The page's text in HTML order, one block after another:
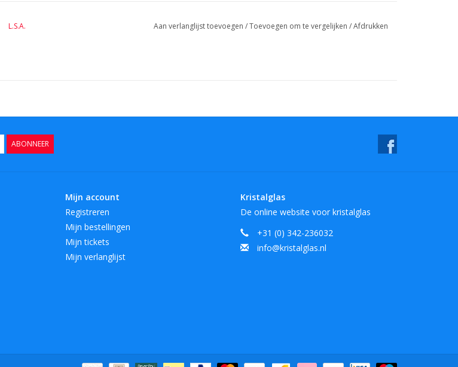
L.S.A. Aan verlanglijst toevoegen /Toevoegen om te vergelijken /Afdrukken
ABONNEER
Mijn account
Registreren
Mijn bestellingen
Mijn tickets
Mijn verlanglijst
Kristalglas
De online website voor kristalglas
+31 (0) 342-236032
info@kristalglas.nl